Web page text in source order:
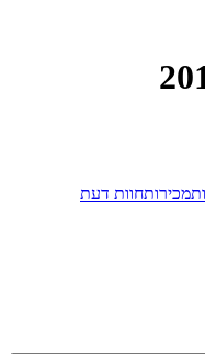
מכירותחוות דעת